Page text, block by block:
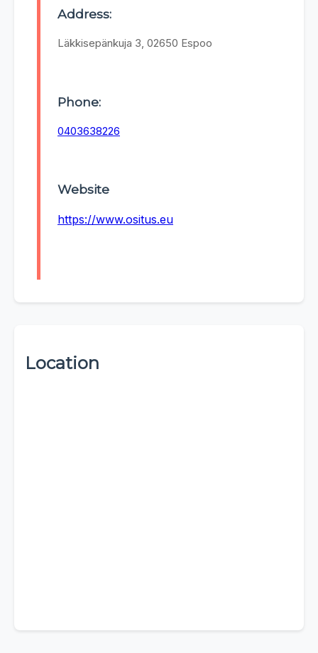
Address:
Läkkisepänkuja 3, 02650 Espoo
Phone:
0403638226
Website
https://www.ositus.eu
Location